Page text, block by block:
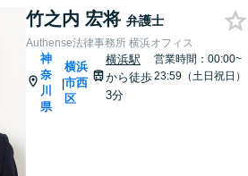
竹之内 宏将 弁護士
Authense法律事務所 横浜オフィス
神
奈
川
県
|
横浜
市西
区
横浜駅
から徒歩
3分
営業時間：00:00~
23:59（土日祝日）